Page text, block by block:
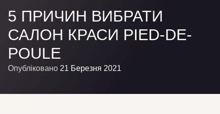
5 ПРИЧИН ВИБРАТИ
САЛОН КРАСИ PIED-DE-
POULE
Опубліковано 21 Березня 2021